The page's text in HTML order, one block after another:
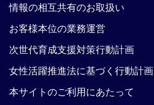
情報の相互共有のお取扱い
お客様本位の業務運営
次世代育成支援対策行動計画
女性活躍推進法に基づく行動計画
本サイトのご利用にあたって